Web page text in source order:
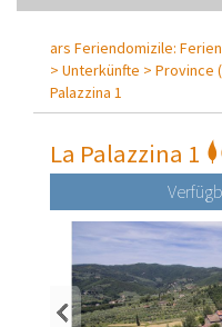
ars Feriendomizile:
> Unterkünfte > Province
Palazzina 1
La Palazzina 1